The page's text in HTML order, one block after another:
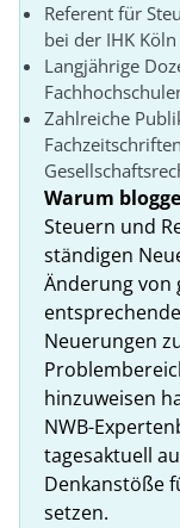
Referent für
bei der IHK Köln
Langjährige
Zahlreiche
Warum
Steuern und
ständigen
Änderung von
Neuerungen
hinzuweisen
NWB-
tagesaktuell
Denkanstöße
setzen.